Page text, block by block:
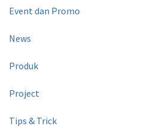
Event dan Promo
News
Produk
Project
Tips & Trick